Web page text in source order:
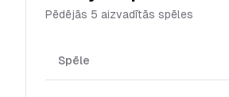
Pēdējās 5 aizvadītās spēles
Spēle